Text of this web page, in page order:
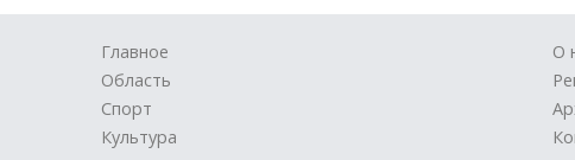
Главное
Область
Спорт
Культура
О